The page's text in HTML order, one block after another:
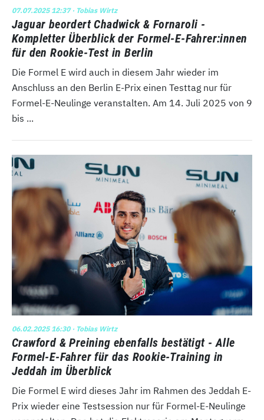
07.07.2025 12:37· Tobias Wirtz
Jaguar beordert Chadwick & Fornaroli -
Kompletter Überblick der Formel-E-Fahrer:innen
für den Rookie-Test in Berlin
Die Formel E wird auch in diesem Jahr wieder im
Anschluss an den Berlin E-Prix einen Testtag nur für
Formel-E-Neulinge veranstalten. Am 14. Juli 2025 von 9
bis ...
06.02.2025 16:30· Tobias Wirtz
Crawford & Preining ebenfalls bestätigt - Alle
Formel-E-Fahrer für das Rookie-Training in
Jeddah im Überblick
Die Formel E wird dieses Jahr im Rahmen des Jeddah E-
Prix wieder eine Testsession nur für Formel-E-Neulinge